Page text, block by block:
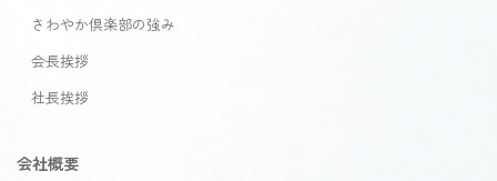
さわやか倶楽部の強み
会長挨拶
社長挨拶
会社概要